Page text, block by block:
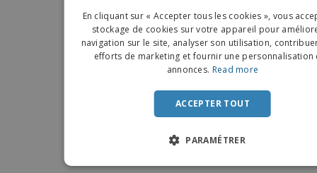
DUTCH
En cliquant sur « Accepter tous les cookies », vous
stockage de cookies sur votre appareil pour
navigation sur le site, analyser son utilisation,
efforts de marketing et fournir une personnalisation
annonces. Read more
ACCEPTER TOUT
PARAMÉTRER